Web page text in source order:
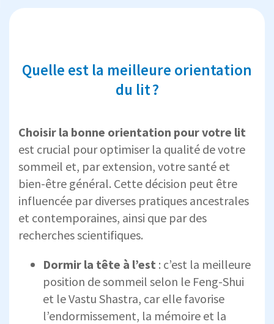
Quelle est la meilleure orientation
du lit ?
Choisir la bonne orientation pour votre lit
est crucial pour optimiser la qualité de votre
sommeil et, par extension, votre santé et
bien-être général. Cette décision peut être
influencée par diverses pratiques ancestrales
et contemporaines, ainsi que par des
recherches scientifiques.
Dormir la tête à l’est : c’est la meilleure
position de sommeil selon le Feng-Shui
et le Vastu Shastra, car elle favorise
l’endormissement, la mémoire et la